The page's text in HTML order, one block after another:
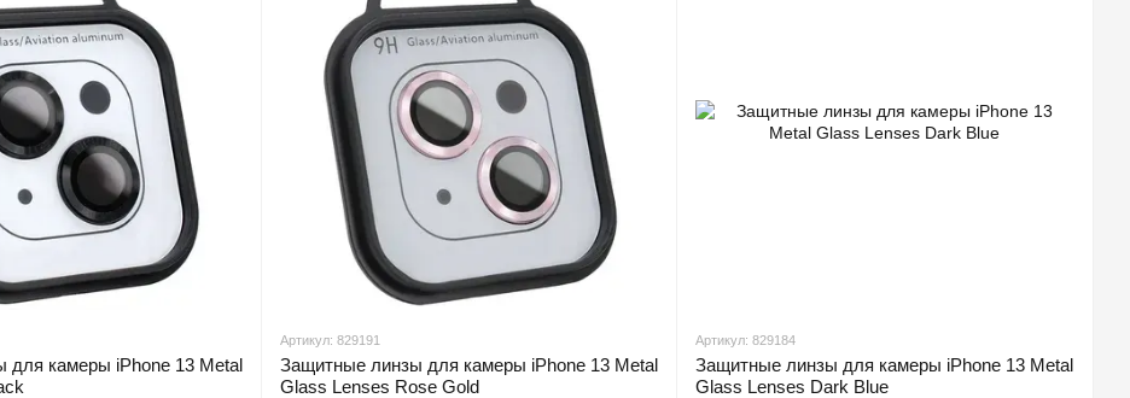
для камеры iPhone 13 Metal
Артикул: 829191
Защитные линзы для камеры iPhone 13 Metal
Glass Lenses Rose Gold
Артикул: 829184
Защитные линзы для камеры iPhone 13 Metal
Glass Lenses Dark Blue